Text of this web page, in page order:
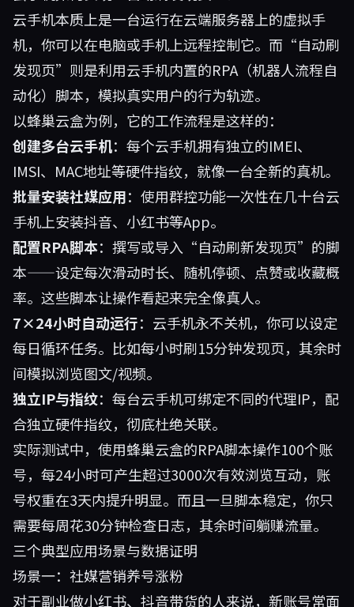
云手机本质上是一台运行在云端服务器上的虚拟手
机，你可以在电脑或手机上远程控制它。而“自动刷
发现页”则是利用云手机内置的RPA（机器人流程自
动化）脚本，模拟真实用户的行为轨迹。
以蜂巢云盒为例，它的工作流程是这样的：
创建多台云手机：每个云手机拥有独立的IMEI、
IMSI、MAC地址等硬件指纹，就像一台全新的真机。
批量安装社媒应用：使用群控功能一次性在几十台云
手机上安装抖音、小红书等App。
配置RPA脚本：撰写或导入“自动刷新发现页”的脚
本——设定每次滑动时长、随机停顿、点赞或收藏概
率。这些脚本让操作看起来完全像真人。
7×24小时自动运行：云手机永不关机，你可以设定
每日循环任务。比如每小时刷15分钟发现页，其余时
间模拟浏览图文/视频。
独立IP与指纹：每台云手机可绑定不同的代理IP，配
合独立硬件指纹，彻底杜绝关联。
实际测试中，使用蜂巢云盒的RPA脚本操作100个账
号，每24小时可产生超过3000次有效浏览互动，账
号权重在3天内提升明显。而且一旦脚本稳定，你只
需要每周花30分钟检查日志，其余时间躺赚流量。
三个典型应用场景与数据证明
场景一：社媒营销养号涨粉
对于副业做小红书、抖音带货的人来说，新账号常面